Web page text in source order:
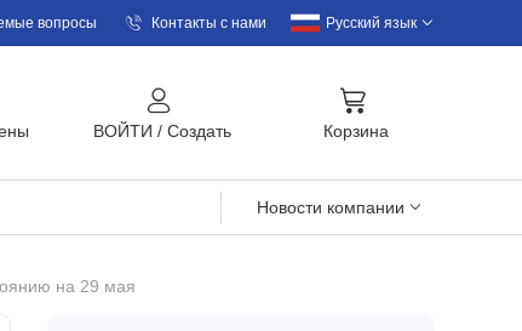
вопросы Контакты с нами Русский язык
BOЙTИ / Cоздать Корзина
Новости компании
на 29 мая